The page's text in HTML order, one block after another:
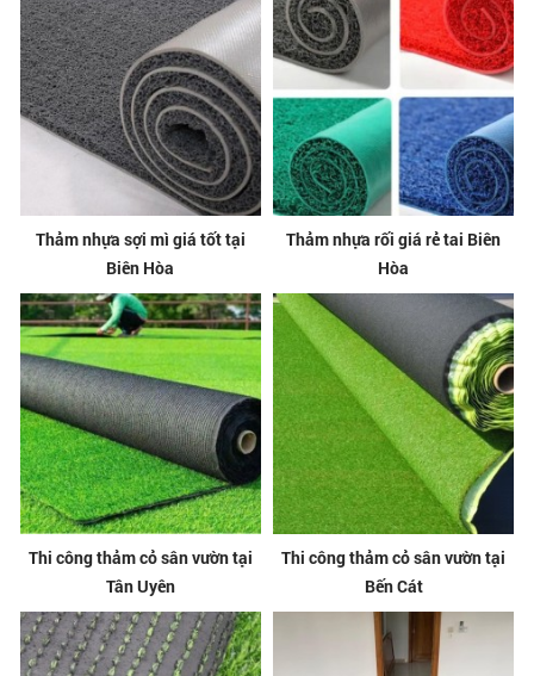
Thảm nhựa sợi mì giá tốt tại
Biên Hòa
Thảm nhựa rối giá rẻ tai Biên
Hòa
Thi công thảm cỏ sân vườn tại
Tân Uyên
Thi công thảm cỏ sân vườn tại
Bến Cát